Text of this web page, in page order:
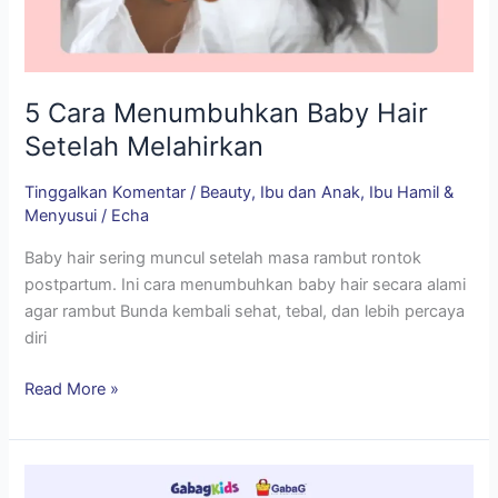
5 Cara Menumbuhkan Baby Hair
Setelah Melahirkan
Tinggalkan Komentar / Beauty, Ibu dan Anak, Ibu Hamil &
Menyusui / Echa
Baby hair sering muncul setelah masa rambut rontok
postpartum. Ini cara menumbuhkan baby hair secara alami
agar rambut Bunda kembali sehat, tebal, dan lebih percaya
diri
Read More »